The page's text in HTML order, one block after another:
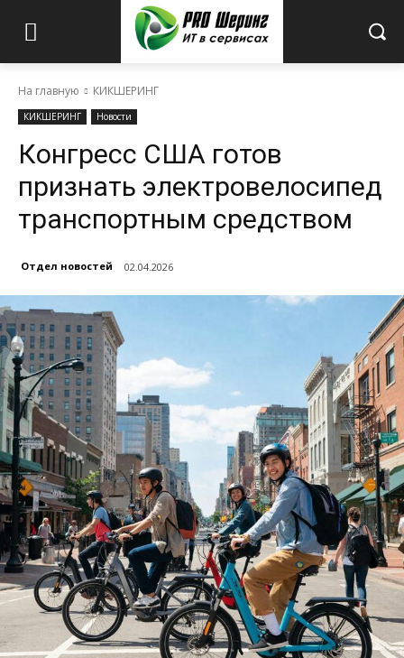
На главную КИКШЕРИНГ
КИКШЕРИНГ Новости
Конгресс США готов
признать электровелосипед
транспортным средством
Отдел новостей 02.04.2026